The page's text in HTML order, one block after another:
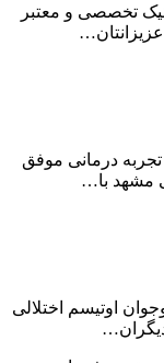
تخصصی و معتبر
درمانی موفق
مشهد با…
اوتیسم اختلالی